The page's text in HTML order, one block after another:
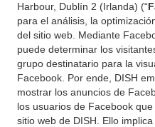
Harbour, Dublín 2 (Irlanda) (“
para el análisis, la
del sitio web. Mediante
puede determinar los
grupo destinatario para la
Facebook. Por ende, DISH
mostrar los anuncios de
los usuarios de Facebook
sitio web de DISH. Ello